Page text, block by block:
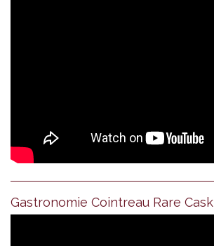
Gastronomie Cointreau Rare Cask